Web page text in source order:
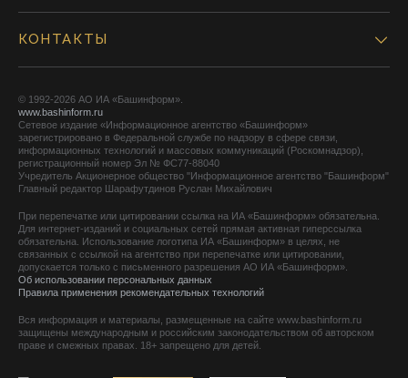
КОНТАКТЫ
© 1992-2026 АО ИА «Башинформ».
www.bashinform.ru
Сетевое издание «Информационное агентство «Башинформ»
зарегистрировано в Федеральной службе по надзору в сфере связи,
информационных технологий и массовых коммуникаций (Роскомнадзор),
регистрационный номер Эл № ФС77-88040
Учредитель Акционерное общество "Информационное агентство "Башинформ"
Главный редактор Шарафутдинов Руслан Михайлович
При перепечатке или цитировании ссылка на ИА «Башинформ» обязательна.
Для интернет-изданий и социальных сетей прямая активная гиперссылка
обязательна. Использование логотипа ИА «Башинформ» в целях, не
связанных с ссылкой на агентство при перепечатке или цитировании,
допускается только с письменного разрешения АО ИА «Башинформ».
Об использовании персональных данных
Правила применения рекомендательных технологий
Вся информация и материалы, размещенные на сайте www.bashinform.ru
защищены международным и российским законодательством об авторском
праве и смежных правах. 18+ запрещено для детей.